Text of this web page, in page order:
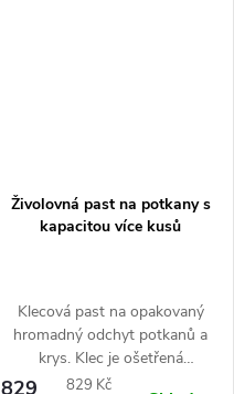
Živolovná past na potkany s
kapacitou více kusů
Klecová past na opakovaný
hromadný odchyt potkanů a
krys. Klec je ošetřená
pozinkovanou úpravou, díky
829
Měrná
829 Kč